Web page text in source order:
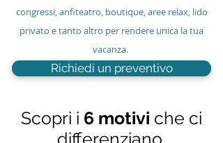
congressi, anfiteatro, boutique, aree relax, lido
privato e tanto altro per rendere unica la tua
vacanza.
Richiedi un preventivo
Scopri i 6 motivi che ci
differenziano